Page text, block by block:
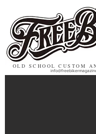
OLD SCHOOL CUSTOM